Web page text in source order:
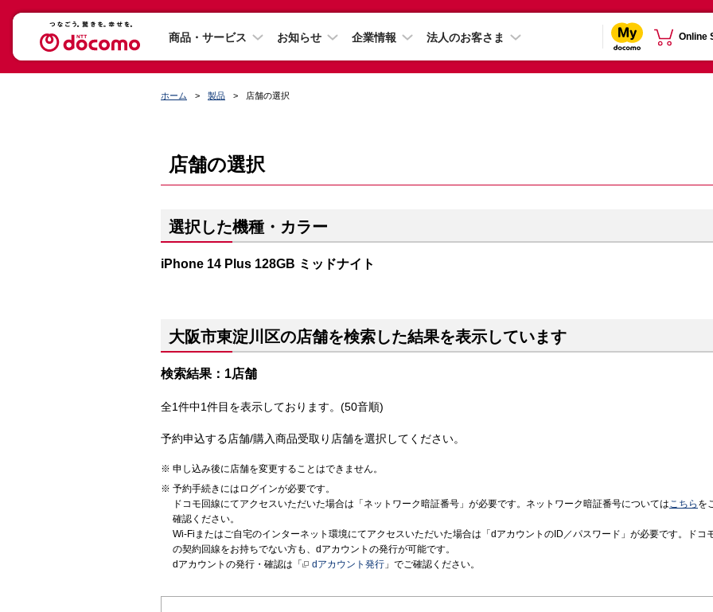
商品・サービス お知らせ 企業情報 法人のお客さま Online
ホーム 製品 店舗の選択
店舗の選択
選択した機種・カラー
iPhone 14 Plus 128GB ミッドナイト
大阪市東淀川区の店舗を検索した結果を表示しています
検索結果：1店舗
全1件中1件目を表示しております。(50音順)
予約申込する店舗/購入商品受取り店舗を選択してください。
申し込み後に店舗を変更することはできません。
予約手続きにはログインが必要です。
ドコモ回線にてアクセスいただいた場合は「ネットワーク暗証番号」が必要です。ネットワーク暗証番号についてはこちら を
確認ください。
Wi-Fiまたはご自宅のインターネット環境にてアクセスいただいた場合は「dアカウントのID／パスワード」が必要です。ドコ
の契約回線をお持ちでない方も、dアカウントの発行が可能です。
dアカウントの発行・確認は「
dアカウント発行 」でご確認ください。